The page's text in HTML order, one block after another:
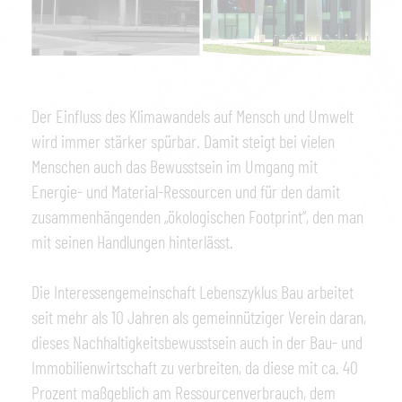
Der Einfluss des Klimawandels auf Mensch und Umwelt
wird immer stärker spürbar. Damit steigt bei vielen
Menschen auch das Bewusstsein im Umgang mit
Energie- und Material-Ressourcen und für den damit
zusammenhängenden „ökologischen Footprint“, den man
mit seinen Handlungen hinterlässt.
Die Interessengemeinschaft Lebenszyklus Bau arbeitet
seit mehr als 10 Jahren als gemeinnütziger Verein daran,
dieses Nachhaltigkeitsbewusstsein auch in der Bau- und
Immobilienwirtschaft zu verbreiten, da diese mit ca. 40
Prozent maßgeblich am Ressourcenverbrauch, dem